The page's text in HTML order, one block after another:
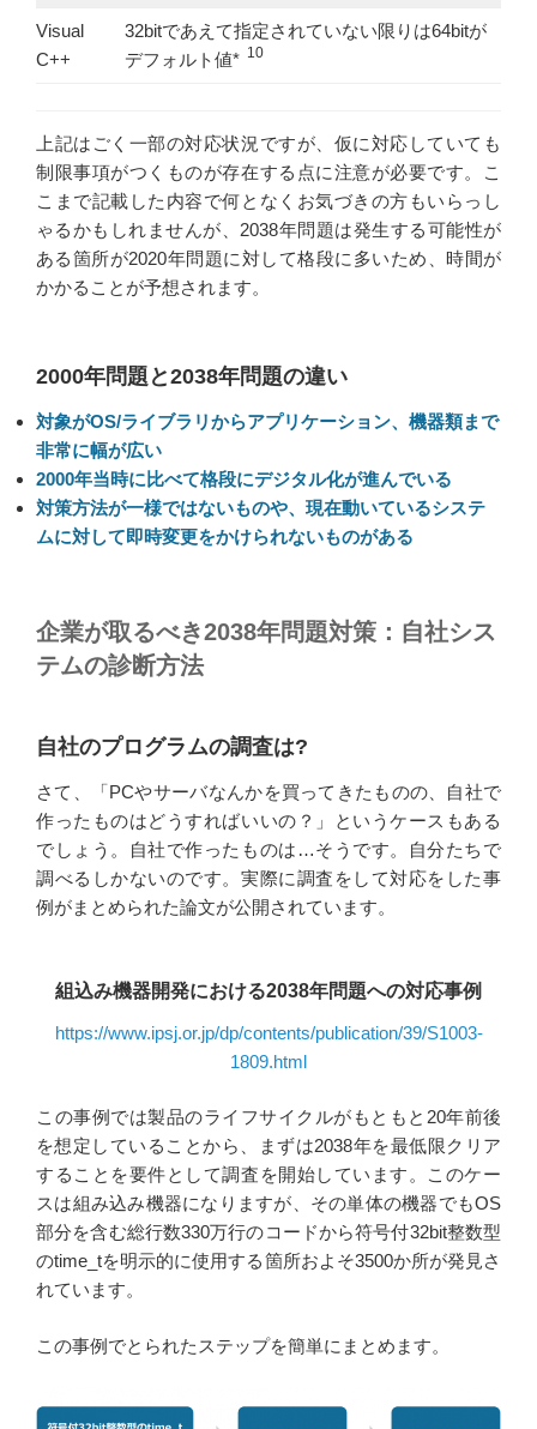
Visual
C++
32bitであえて指定されていない限りは64bitが
デフォルト値* 10
上記はごく一部の対応状況ですが、仮に対応していても
制限事項がつくものが存在する点に注意が必要です。こ
こまで記載した内容で何となくお気づきの方もいらっし
ゃるかもしれませんが、2038年問題は発生する可能性が
ある箇所が2020年問題に対して格段に多いため、時間が
かかることが予想されます。
2000年問題と2038年問題の違い
対象がOS/ライブラリからアプリケーション、機器類まで
非常に幅が広い
2000年当時に比べて格段にデジタル化が進んでいる
対策方法が一様ではないものや、現在動いているシステ
ムに対して即時変更をかけられないものがある
企業が取るべき2038年問題対策：自社シス
テムの診断方法
自社のプログラムの調査は?
さて、「PCやサーバなんかを買ってきたものの、自社で
作ったものはどうすればいいの？」というケースもある
でしょう。自社で作ったものは…そうです。自分たちで
調べるしかないのです。実際に調査をして対応をした事
例がまとめられた論文が公開されています。
組込み機器開発における2038年問題への対応事例
https://www.ipsj.or.jp/dp/contents/publication/39/S1003-
1809.html
この事例では製品のライフサイクルがもともと20年前後
を想定していることから、まずは2038年を最低限クリア
することを要件として調査を開始しています。このケー
スは組み込み機器になりますが、その単体の機器でもOS
部分を含む総行数330万行のコードから符号付32bit整数型
のtime_tを明示的に使用する箇所およそ3500か所が発見さ
れています。
この事例でとられたステップを簡単にまとめます。